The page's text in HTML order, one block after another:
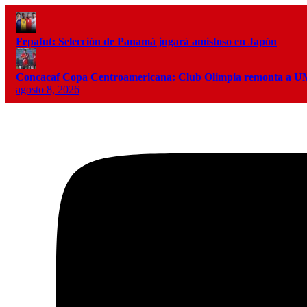
Fepafut: Selección de Panamá jugará amistoso en Japón
Concacaf Copa Centroamericana: Club Olimpia remonta a
agosto 8, 2026